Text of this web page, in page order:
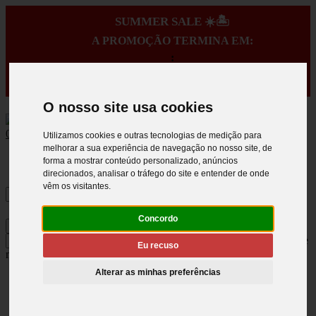
O nosso site usa cookies
Utilizamos cookies e outras tecnologias de medição para
melhorar a sua experiência de navegação no nosso site, de
forma a mostrar conteúdo personalizado, anúncios
direcionados, analisar o tráfego do site e entender de onde
vêm os visitantes.
Concordo
Eu recuso
Alterar as minhas preferências
SUMMER SALE ☀️🏝️
A PROMOÇÃO TERMINA EM:
:
0
Carregue no ENTER para pesquisar e
no ESC para fechar